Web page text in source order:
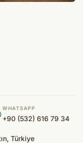
WHATSAPP
+90 (532) 616 79 34
Türkiye